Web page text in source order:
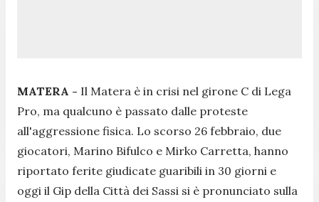
MATERA - Il Matera è in crisi nel girone C di Lega
Pro, ma qualcuno è passato dalle proteste
all'aggressione fisica. Lo scorso 26 febbraio, due
giocatori, Marino Bifulco e Mirko Carretta, hanno
riportato ferite giudicate guaribili in 30 giorni e
oggi il Gip della Città dei Sassi si è pronunciato sulla